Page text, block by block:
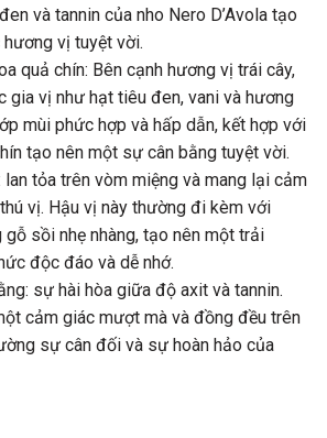
và tannin của nho Nero D’Avola tạo
vị tuyệt vời.
quả chín: Bên cạnh hương vị trái cây,
gia vị như hạt tiêu đen, vani và hương
mùi phức hợp và hấp dẫn, kết hợp với
tạo nên một sự cân bằng tuyệt vời.
tỏa trên vòm miệng và mang lại cảm
vị. Hậu vị này thường đi kèm với
sồi nhẹ nhàng, tạo nên một trải
độc đáo và dễ nhớ.
sự hài hòa giữa độ axit và tannin.
cảm giác mượt mà và đồng đều trên
sự cân đối và sự hoàn hảo của